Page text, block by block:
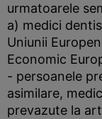
urmatoarele
a) medici
Uniunii
Economic
- persoanele
asimilare,
prevazute la